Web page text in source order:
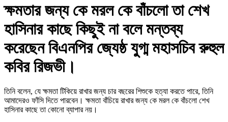
ক্ষমতার জন্য কে মরল কে বাঁচলো তা শেখ
হাসিনার কাছে কিছুই না বলে মন্তব্য
করেছেন বিএনপির জ্যেষ্ঠ যুগ্ম মহাসচিব রুহুল
কবির রিজভী।
তিনি বলেন, যে ক্ষমতা টিকিয়ে রাখার জন্য চার বছরের শিশুকে হত্যা করতে পারে, তিনি
আমাদেরও ফাঁসি দিতে পারবেন। ক্ষমতা বাঁচিয়ে রাখার জন্য কে মরল কে বাঁচলো শেখ
হাসিনার কাছে তা কোনো ব্যাপার নয়।